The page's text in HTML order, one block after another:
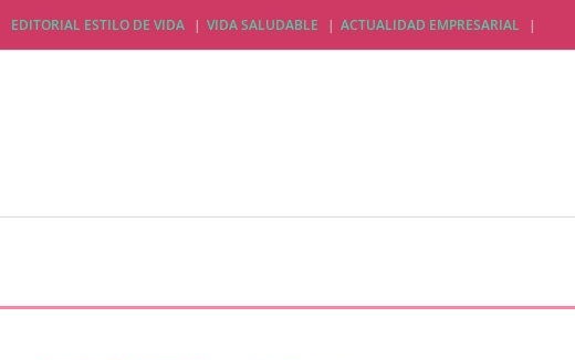
EDITORIAL ESTILO DE VIDA VIDA SALUDABLE ACTUALIDAD EMPRESARIAL